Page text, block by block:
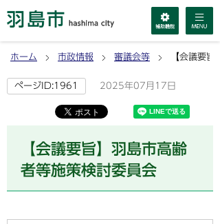
ホーム 市政情報 審議会等 【会議要
ページID:1961 2025年07月17日
【会議要旨】羽島市高齢
者等施策検討委員会